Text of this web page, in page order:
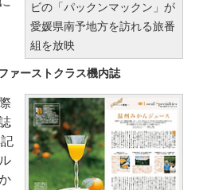
ビの「パックンマックン」が
愛媛県南予地方を訪れる旅番
組を放映
ァーストクラス機内誌